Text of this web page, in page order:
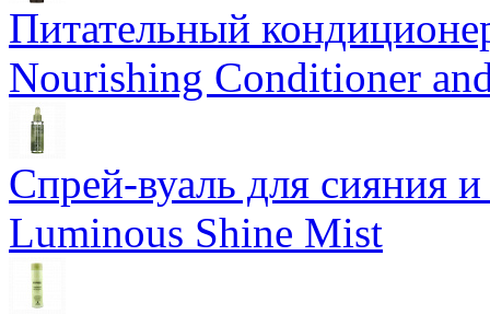
Питательный
Nourishing Conditioner
Спрей-вуаль для сияния
Luminous Shine Mist